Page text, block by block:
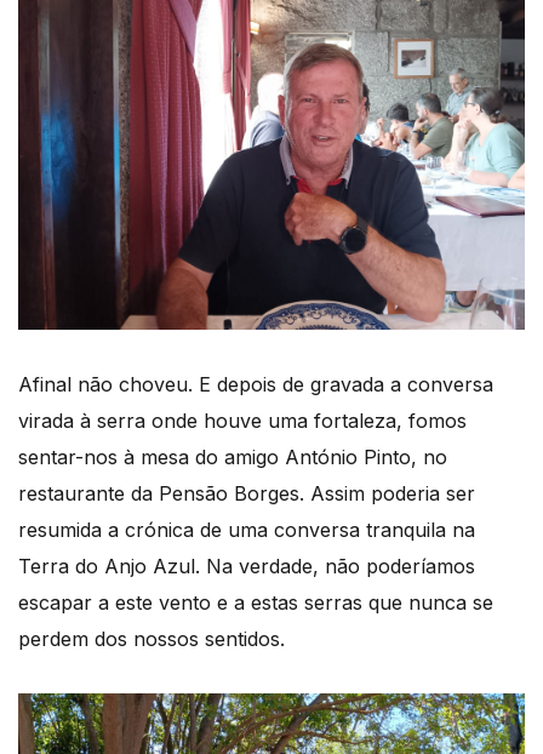
Afinal não choveu. E depois de gravada a conversa
virada à serra onde houve uma fortaleza, fomos
sentar-nos à mesa do amigo António Pinto, no
restaurante da Pensão Borges. Assim poderia ser
resumida a crónica de uma conversa tranquila na
Terra do Anjo Azul. Na verdade, não poderíamos
escapar a este vento e a estas serras que nunca se
perdem dos nossos sentidos.